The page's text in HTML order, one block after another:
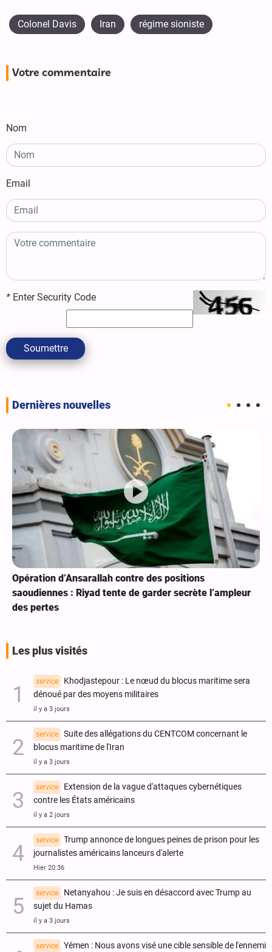
Colonel Davis Iran régime sioniste
Votre commentaire
Nom
Email
* Enter Security Code
Soumettre
Dernières nouvelles
Opération d’Ansarallah contre des positions
saoudiennes : Riyad tente de garder secrète l’ampleur
des pertes
Les plus visités
service
Khodjastepour : Le nœud du blocus maritime sera
dénoué par des moyens militaires
il y a 3 jours
service
Suite des allégations du CENTCOM concernant le
blocus maritime de l'Iran
il y a 3 jours
service
Extension de la vague d'attaques cybernétiques
contre les États américains
il y a 2 jours
service
Trump annonce de longues peines de prison pour les
journalistes américains lanceurs d'alerte
Hier 20:36
service
Netanyahou : Je suis en désaccord avec Trump au
sujet du Hamas
il y a 3 jours
service
Yémen : Nous avons visé une cible sensible de l'ennemi